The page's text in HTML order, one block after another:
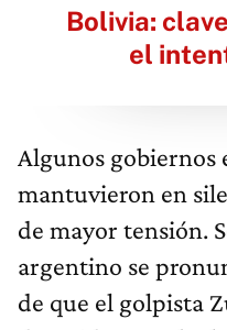
Bolivia:
el
Algunos gobiernos
mantuvieron en
de mayor tensión.
argentino se
de que el golpista